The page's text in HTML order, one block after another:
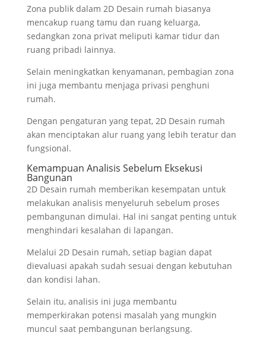
Zona publik dalam 2D Desain rumah biasanya
mencakup ruang tamu dan ruang keluarga,
sedangkan zona privat meliputi kamar tidur dan
ruang pribadi lainnya.
Selain meningkatkan kenyamanan, pembagian zona
ini juga membantu menjaga privasi penghuni
rumah.
Dengan pengaturan yang tepat, 2D Desain rumah
akan menciptakan alur ruang yang lebih teratur dan
fungsional.
Kemampuan Analisis Sebelum Eksekusi
Bangunan
2D Desain rumah memberikan kesempatan untuk
melakukan analisis menyeluruh sebelum proses
pembangunan dimulai. Hal ini sangat penting untuk
menghindari kesalahan di lapangan.
Melalui 2D Desain rumah, setiap bagian dapat
dievaluasi apakah sudah sesuai dengan kebutuhan
dan kondisi lahan.
Selain itu, analisis ini juga membantu
memperkirakan potensi masalah yang mungkin
muncul saat pembangunan berlangsung.